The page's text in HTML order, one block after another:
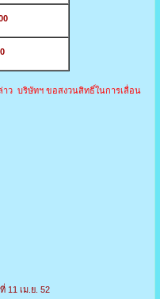
าว บริษัทฯ ขอสงวนสิทธิ์ในการเลื่อน
11 เม.ย. 52